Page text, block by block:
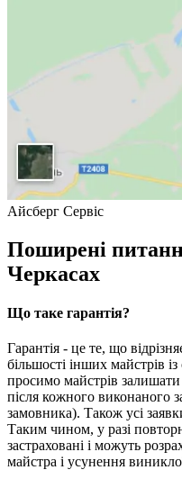
Айсберг Сервіс
Поширені
Черкасах
Що таке гарантія?
Гарантія - це те, що
більшості інших майстрів
просимо майстрів
після кожного виконаного
замовника). Також усі
Таким чином, у разі
застраховані і можуть
майстра і усунення